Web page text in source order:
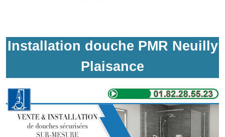
Installation douche PMR Neuilly
Plaisance